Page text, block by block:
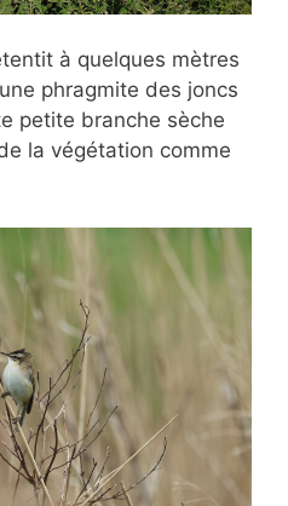
à quelques mètres
phragmite des joncs
petite branche sèche
la végétation comme